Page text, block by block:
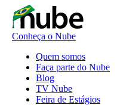
Conheça o Nube
Quem somos
Faça parte do Nube
Blog
TV Nube
Feira de Estágios